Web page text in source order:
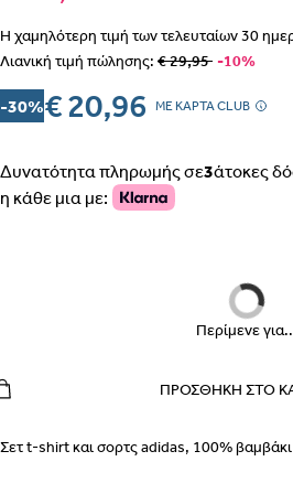
Η χαμηλότερη τιμή των τελευταίων30
Λιανική τιμή πώλησης: € 29,95 -10%
-30%€ 20,96 MΕ ΚΑΡΤΑ CLUB
Δυνατότητα πληρωμής σε3άτοκες
η κάθε μια με:
Περίμενε
ΠΡΟΣΘΉΚΗ ΣΤΟ
Σετ t-shirt και σορτς adidas, 100%
ΒΗΜΑ 1
ΠΩΣ ΠΑΙΡΝΟΥΜΕ ΤΑ ΜΕΤΡΑ